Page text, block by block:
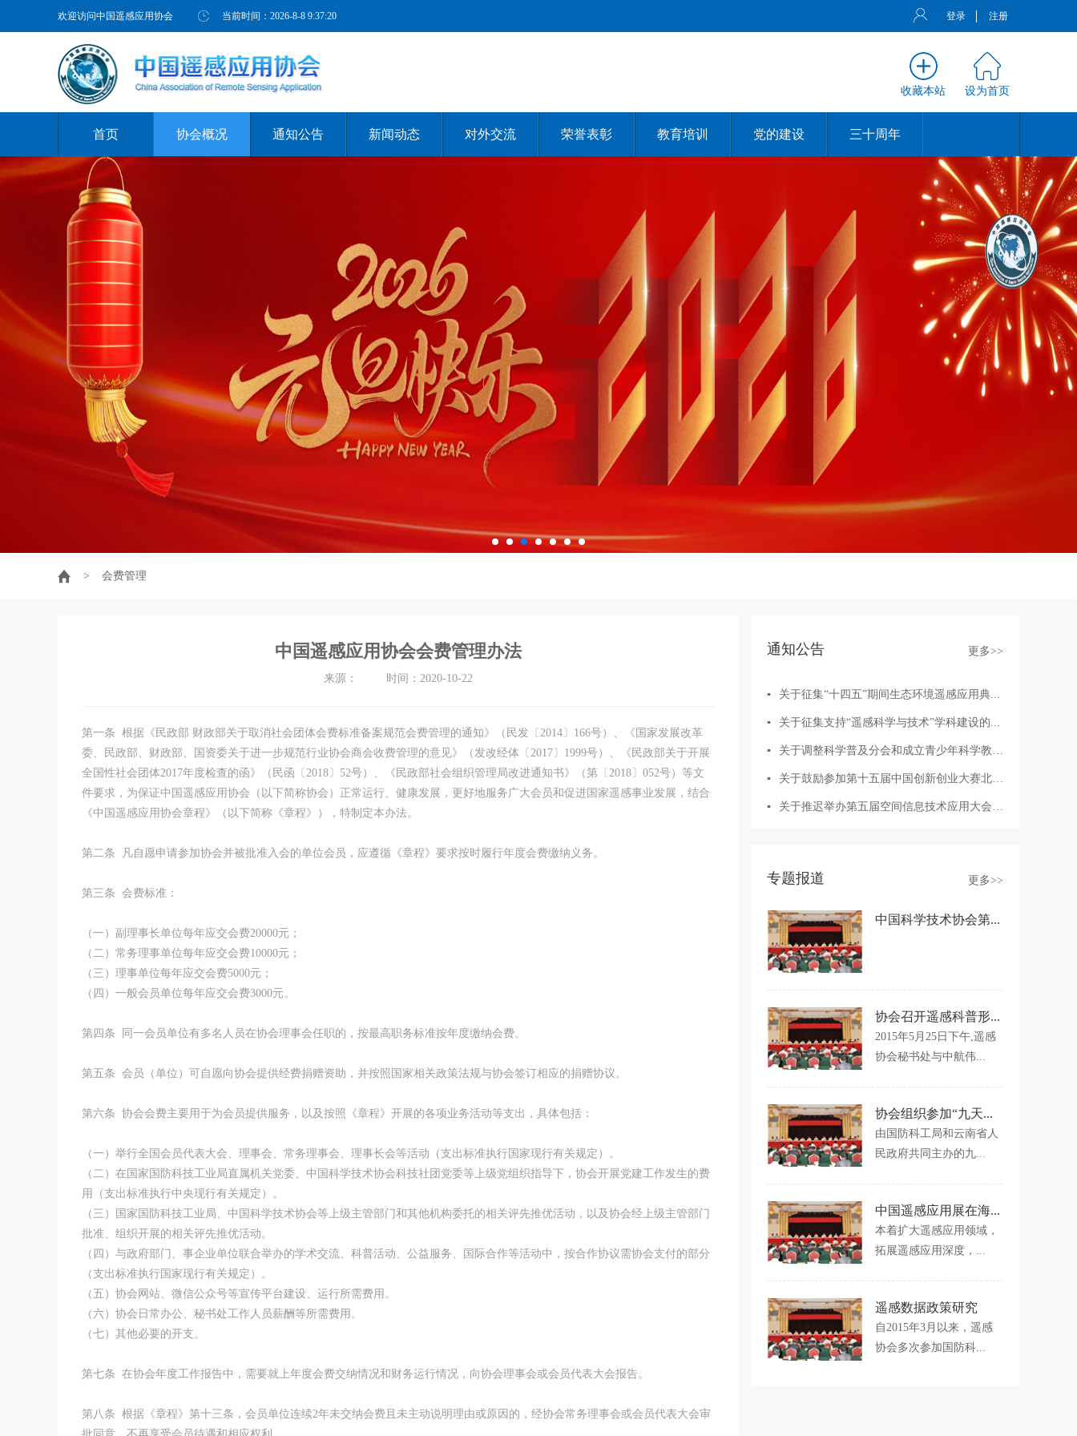
欢迎访问中国遥感应用协会 当前时间： 2026-8-8 9:37:21 登录 注册
收藏本站 设为首页
首页 协会概况 通知公告 新闻动态 对外交流 荣誉表彰 教育培训 党的建设 三十周年
> 会费管理
中国遥感应用协会会费管理办法
来源： 时间：2020-10-22
第一条 根据《民政部 财政部关于取消社会团体会费标准备案规范会费管理的通知》（民发〔2014〕166号）、《国家发展改革
委、民政部、财政部、国资委关于进一步规范行业协会商会收费管理的意见》（发改经体〔2017〕1999号）、《民政部关于开展
全国性社会团体2017年度检查的函》（民函〔2018〕52号）、《民政部社会组织管理局改进通知书》（第〔2018〕052号）等文
件要求，为保证中国遥感应用协会（以下简称协会）正常运行、健康发展，更好地服务广大会员和促进国家遥感事业发展，结合
《中国遥感应用协会章程》（以下简称《章程》），特制定本办法。
第二条 凡自愿申请参加协会并被批准入会的单位会员，应遵循《章程》要求按时履行年度会费缴纳义务。
第三条 会费标准：
（一）副理事长单位每年应交会费20000元；
（二）常务理事单位每年应交会费10000元；
（三）理事单位每年应交会费5000元；
（四）一般会员单位每年应交会费3000元。
第四条 同一会员单位有多名人员在协会理事会任职的，按最高职务标准按年度缴纳会费。
第五条 会员（单位）可自愿向协会提供经费捐赠资助，并按照国家相关政策法规与协会签订相应的捐赠协议。
第六条 协会会费主要用于为会员提供服务，以及按照《章程》开展的各项业务活动等支出，具体包括：
（一）举行全国会员代表大会、理事会、常务理事会、理事长会等活动（支出标准执行国家现行有关规定）。
（二）在国家国防科技工业局直属机关党委、中国科学技术协会科技社团党委等上级党组织指导下，协会开展党建工作发生的费
用（支出标准执行中央现行有关规定）。
（三）国家国防科技工业局、中国科学技术协会等上级主管部门和其他机构委托的相关评先推优活动，以及协会经上级主管部门
批准、组织开展的相关评先推优活动。
（四）与政府部门、事企业单位联合举办的学术交流、科普活动、公益服务、国际合作等活动中，按合作协议需协会支付的部分
（支出标准执行国家现行有关规定）。
（五）协会网站、微信公众号等宣传平台建设、运行所需费用。
（六）协会日常办公、秘书处工作人员薪酬等所需费用。
（七）其他必要的开支。
第七条 在协会年度工作报告中，需要就上年度会费交纳情况和财务运行情况，向协会理事会或会员代表大会报告。
第八条 根据《章程》第十三条，会员单位连续2年未交纳会费且未主动说明理由或原因的，经协会常务理事会或会员代表大会审
通知公告 更多>>
▪ 关于征集“十四五”期间生态环境遥感应用典...
▪ 关于征集支持“遥感科学与技术”学科建设的...
▪ 关于调整科学普及分会和成立青少年科学教育...
▪ 关于鼓励参加第十五届中国创新创业大赛北斗...
▪ 关于推迟举办第五届空间信息技术应用大会的...
专题报道 更多>>
中国科学技术协会第...
协会召开遥感科普形...
2015年5月25日下午,遥感
协会秘书处与中航伟...
协会组织参加“九天...
由国防科工局和云南省人
民政府共同主办的九...
中国遥感应用展在海...
本着扩大遥感应用领域，
拓展遥感应用深度，...
遥感数据政策研究
自2015年3月以来，遥感
协会多次参加国防科...